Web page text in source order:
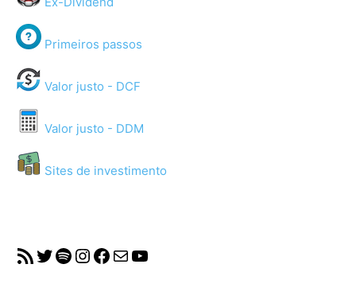
Primeiros passos
Valor justo - DCF
Valor justo - DDM
Sites de investimento
RSS FeedTwitter
Spotify
Instagram
Facebook
MailYouTube